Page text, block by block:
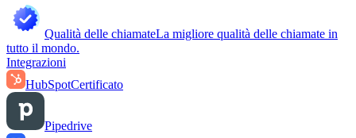
Qualità delle chiamateLa migliore qualità delle chiamate in
tutto il mondo.
Integrazioni
HubSpotCertificato
Pipedrive